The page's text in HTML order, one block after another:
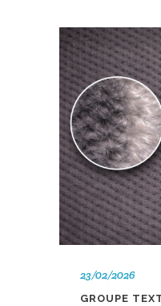
23/02/2026
GROUPE